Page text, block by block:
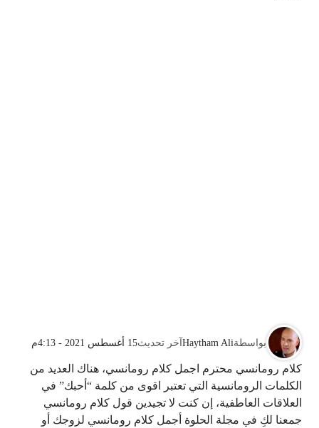
بواسطةHaytham Aliآخر تحديث15 أغسطس 2021 - 4:13م
كلام رومانسي محترم اجمل كلام رومانسي، هناك العديد من
الكلمات الرومانسية التي تعتبر اقوى من كلمة “أحبك” في
العلاقات العاطفية، إن كنت لا تجيدين قول كلام رومانسي
جمعنا لكِ في مجلة الحلوة أجمل كلام رومانسي لزوجك أو